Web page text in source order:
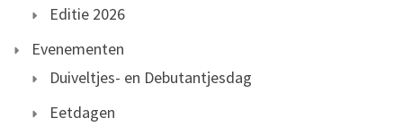
Editie 2026
Evenementen
Duiveltjes- en Debutantjesdag
Eetdagen